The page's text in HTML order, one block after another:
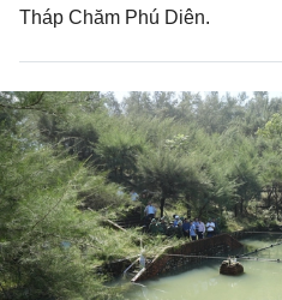
Tháp Chăm Phú Diên.